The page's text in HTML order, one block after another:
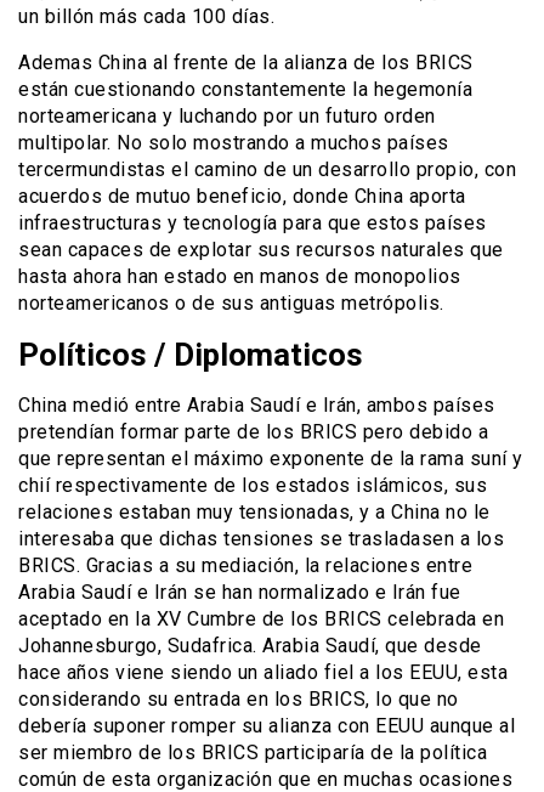
un billón más cada 100 días.
Ademas China al frente de la alianza de los BRICS
están cuestionando constantemente la hegemonía
norteamericana y luchando por un futuro orden
multipolar. No solo mostrando a muchos países
tercermundistas el camino de un desarrollo propio, con
acuerdos de mutuo beneficio, donde China aporta
infraestructuras y tecnología para que estos países
sean capaces de explotar sus recursos naturales que
hasta ahora han estado en manos de monopolios
norteamericanos o de sus antiguas metrópolis.
Políticos / Diplomaticos
China medió entre Arabia Saudí e Irán, ambos países
pretendían formar parte de los BRICS pero debido a
que representan el máximo exponente de la rama suní y
chií respectivamente de los estados islámicos, sus
relaciones estaban muy tensionadas, y a China no le
interesaba que dichas tensiones se trasladasen a los
BRICS. Gracias a su mediación, la relaciones entre
Arabia Saudí e Irán se han normalizado e Irán fue
aceptado en la XV Cumbre de los BRICS celebrada en
Johannesburgo, Sudafrica. Arabia Saudí, que desde
hace años viene siendo un aliado fiel a los EEUU, esta
considerando su entrada en los BRICS, lo que no
debería suponer romper su alianza con EEUU aunque al
ser miembro de los BRICS participaría de la política
común de esta organización que en muchas ocasiones